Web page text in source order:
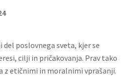
del poslovnega sveta, kjer se
cilji in pričakovanja. Prav tako
z etičnimi in moralnimi vprašanji.